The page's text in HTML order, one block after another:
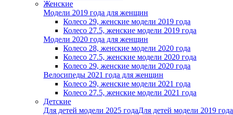
Женскиe
Модели 2019 года для женщин
Колесо 29, женские модели 2019 года
Колесо 27.5, женские модели 2019 года
Модели 2020 года для женщин
Колесо 28, женские модели 2020 года
Колесо 27.5, женские модели 2020 года
Колесо 29, женские модели 2020 года
Велосипеды 2021 года для женщин
Колесо 29, женские модели 2021 года
Колесо 27.5, женские модели 2021 года
Детские
Для детей модели 2025 годаДля детей модели 2019 года